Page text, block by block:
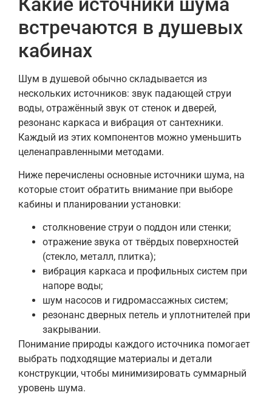
встречаются в душевых
кабинах
Шум в душевой обычно складывается из
нескольких источников: звук падающей струи
воды, отражённый звук от стенок и дверей,
резонанс каркаса и вибрация от сантехники.
Каждый из этих компонентов можно уменьшить
целенаправленными методами.
Ниже перечислены основные источники шума, на
которые стоит обратить внимание при выборе
кабины и планировании установки:
столкновение струи о поддон или стенки;
отражение звука от твёрдых поверхностей
(стекло, металл, плитка);
вибрация каркаса и профильных систем при
напоре воды;
шум насосов и гидромассажных систем;
резонанс дверных петель и уплотнителей при
закрывании.
Понимание природы каждого источника помогает
выбрать подходящие материалы и детали
конструкции, чтобы минимизировать суммарный
уровень шума.